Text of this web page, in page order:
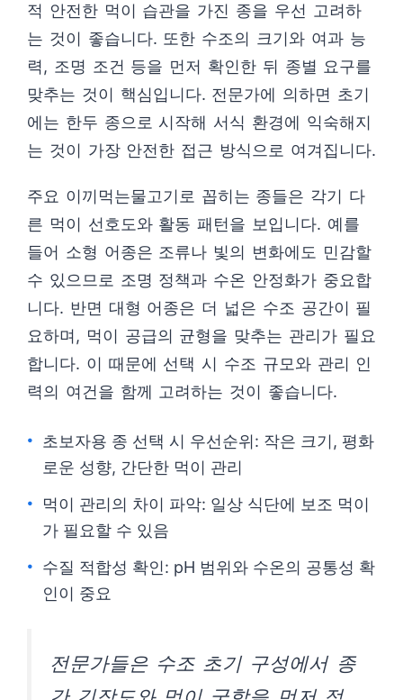
적 안전한 먹이 습관을 가진 종을 우선 고려하
는 것이 좋습니다. 또한 수조의 크기와 여과 능
력, 조명 조건 등을 먼저 확인한 뒤 종별 요구를
맞추는 것이 핵심입니다. 전문가에 의하면 초기
에는 한두 종으로 시작해 서식 환경에 익숙해지
는 것이 가장 안전한 접근 방식으로 여겨집니다.
주요 이끼먹는물고기로 꼽히는 종들은 각기 다
른 먹이 선호도와 활동 패턴을 보입니다. 예를
들어 소형 어종은 조류나 빛의 변화에도 민감할
수 있으므로 조명 정책과 수온 안정화가 중요합
니다. 반면 대형 어종은 더 넓은 수조 공간이 필
요하며, 먹이 공급의 균형을 맞추는 관리가 필요
합니다. 이 때문에 선택 시 수조 규모와 관리 인
력의 여건을 함께 고려하는 것이 좋습니다.
초보자용 종 선택 시 우선순위: 작은 크기, 평화
로운 성향, 간단한 먹이 관리
먹이 관리의 차이 파악: 일상 식단에 보조 먹이
가 필요할 수 있음
수질 적합성 확인: pH 범위와 수온의 공통성 확
인이 중요
전문가들은 수조 초기 구성에서 종